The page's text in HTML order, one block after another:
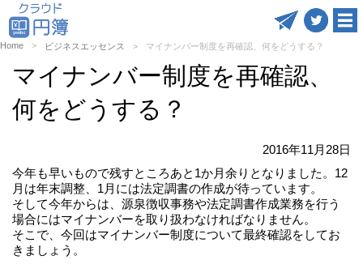
Home ビジネスエッセンス マイナンバー制度を再確認、何をどうする？
マイナンバー制度を再確認、
何をどうする？
2016年11月28日
今年も早いもので残すところあと1か月余りとなりました。12
月は年末調整、1月には法定調書の作成が待っています。
そして今年からは、源泉徴収事務や法定調書作成業務を行う
場合にはマイナンバーを取り扱わなければなりません。
そこで、今回はマイナンバー制度について最終確認をしてお
きましょう。